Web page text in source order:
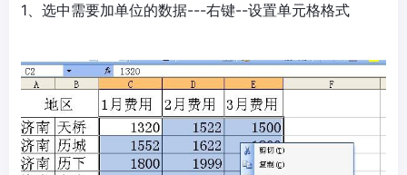
1、选中需要加单位的数据---右键--设置单元格格式